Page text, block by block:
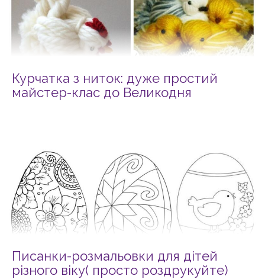
Курчатка з ниток: дуже простий
майстер-клас до Великодня
Писанки-розмальовки для дітей
різного віку( просто роздрукуйте)